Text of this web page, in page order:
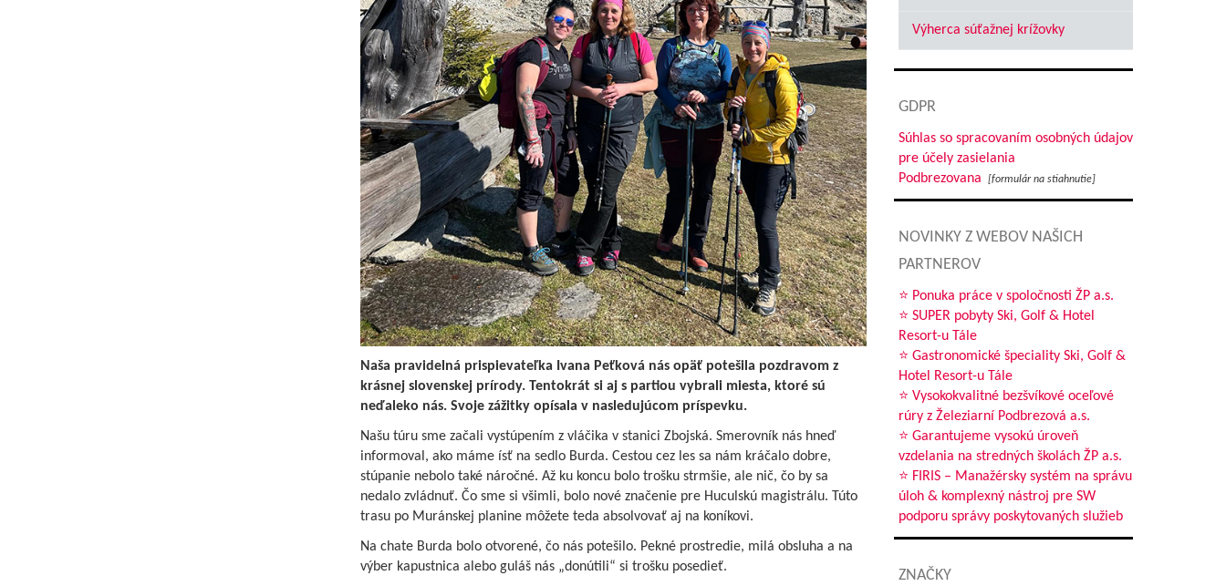
Naša pravidelná prispievateľka Ivana Peťková nás opäť potešila pozdravom z
krásnej slovenskej prírody. Tentokrát si aj s partiou vybrali miesta, ktoré sú
neďaleko nás. Svoje zážitky opísala v nasledujúcom príspevku.
Našu túru sme začali vystúpením z vláčika v stanici Zbojská. Smerovník nás hneď
informoval, ako máme ísť na sedlo Burda. Cestou cez les sa nám kráčalo dobre,
stúpanie nebolo také náročné. Až ku koncu bolo trošku strmšie, ale nič, čo by sa
nedalo zvládnuť. Čo sme si všimli, bolo nové značenie pre Huculskú magistrálu. Túto
trasu po Muránskej planine môžete teda absolvovať aj na koníkovi.
Na chate Burda bolo otvorené, čo nás potešilo. Pekné prostredie, milá obsluha a na
výber kapustnica alebo guláš nás „donútili“ si trošku posedieť.
Výherca súťažnej krížovky
GDPR
Súhlas so spracovaním osobných údajov
pre účely zasielania
Podbrezovana
[formulár na stiahnutie]
NOVINKY Z WEBOV NAŠICH
PARTNEROV
⭐ Ponuka práce v spoločnosti ŽP a.s.
⭐ SUPER pobyty Ski, Golf & Hotel
Resort-u Tále
⭐ Gastronomické špeciality Ski, Golf &
Hotel Resort-u Tále
⭐ Vysokokvalitné bezšvíkové oceľové
rúry z Železiarní Podbrezová a.s.
⭐ Garantujeme vysokú úroveň
vzdelania na stredných školách ŽP a.s.
⭐ FIRIS – Manažérsky systém na správu
úloh & komplexný nástroj pre SW
podporu správy poskytovaných služieb
ZNAČKY